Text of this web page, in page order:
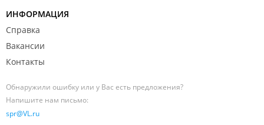
ИНФОРМАЦИЯ
Справка
Вакансии
Контакты
Обнаружили ошибку или у Вас есть предложения?
Напишите нам письмо:
spr@VL.ru